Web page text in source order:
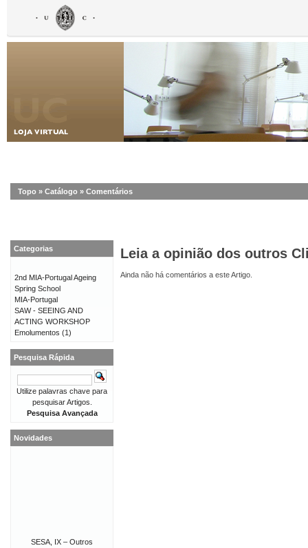
Topo » Catálogo » Comentários
Leia a opinião dos outros
Ainda não há comentários a este Artigo.
Categorias
2nd MIA-Portugal Ageing
Spring School
MIA-Portugal
SAW - SEEING AND
ACTING WORKSHOP
Emolumentos (1)
Pesquisa Rápida
Utilize palavras chave para
pesquisar Artigos.
Pesquisa Avançada
Novidades
SESA, IX – Outros